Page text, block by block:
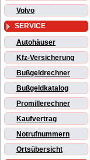
Volvo
SERVICE
Autohäuser
Kfz-Versicherung
Bußgeldrechner
Bußgeldkatalog
Promillerechner
Kaufvertrag
Notrufnummern
Ortsübersicht